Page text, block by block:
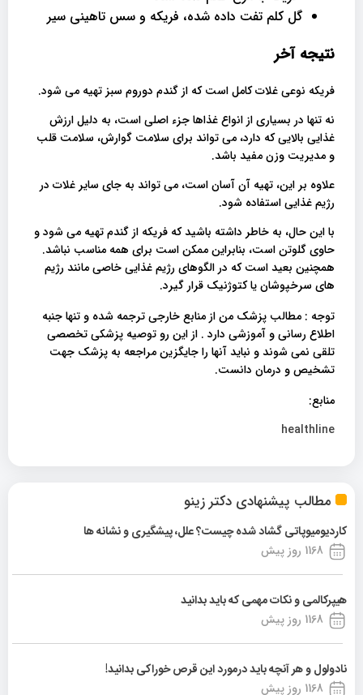
مطالب پیشنهادی دکتر زینو
کاردیومیوپاتی گشاد شده چیست؟ علل، پیشگیری و نشانه ها
1168 روز پیش
هیپرکالمی و نکات مهمی که باید بدانید
1168 روز پیش
نادولول و هر آنچه باید درمورد این قرص خوراکی بدانید!
1168 روز پیش
گل کلم تفت داده شده، فریکه و سس تاهینی سیر
نتیجه آخر
فریکه نوعی غلات کامل است که از گندم دوروم سبز تهیه می شود.
نه تنها در بسیاری از انواع غذاها جزء اصلی است، به دلیل ارزش
غذایی بالایی که دارد، می تواند برای سلامت گوارش، سلامت قلب
و مدیریت وزن مفید باشد.
علاوه بر این، تهیه آن آسان است، می تواند به جای سایر غلات در
رژیم غذایی استفاده شود.
با این حال، به خاطر داشته باشید که فریکه از گندم تهیه می شود و
حاوی گلوتن است، بنابراین ممکن است برای همه مناسب نباشد.
همچنین بعید است که در الگوهای رژیم غذایی خاصی مانند رژیم
های سرخپوشان یا کتوژنیک قرار گیرد.
توجه : مطالب پزشک من از منابع خارجی ترجمه شده و تنها جنبه
اطلاع رسانی و آموزشی دارد . از این رو توصیه پزشکی تخصصی
تلقی نمی شوند و نباید آنها را جایگزین مراجعه به پزشک جهت
تشخیص و درمان دانست.
منابع:
healthline